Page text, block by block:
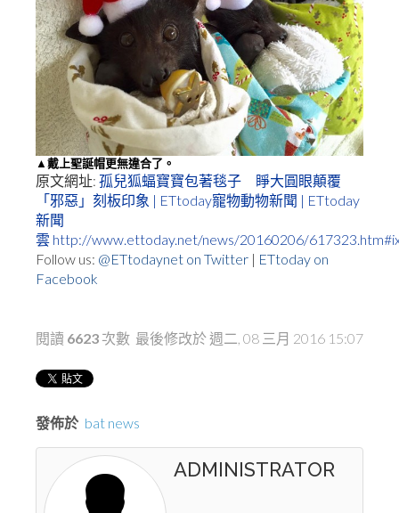
▲戴上聖誕帽更無違合了。
原文網址: 孤兒狐蝠寶寶包著毯子 睜大圓眼顛覆
「邪惡」刻板印象 | ETtoday寵物動物新聞 | ETtoday
新聞
雲 http://www.ettoday.net/news/20160206/
Follow us: @ETtodaynet on Twitter | ETtoday on
Facebook
閱讀 6623 次數 最後修改於 週二, 08 三月 2016 15:07
發佈於 bat news
ADMINISTRATOR